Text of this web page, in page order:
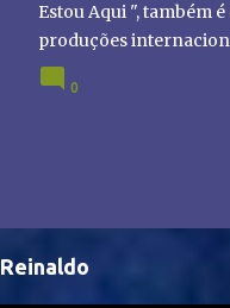
Estou Aqui ", também
produções
chamado atenção de
Brasil, abrindo portas
0
Reinaldo